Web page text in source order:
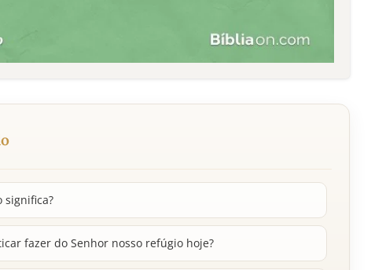
significa?
fazer do Senhor nosso refúgio hoje?